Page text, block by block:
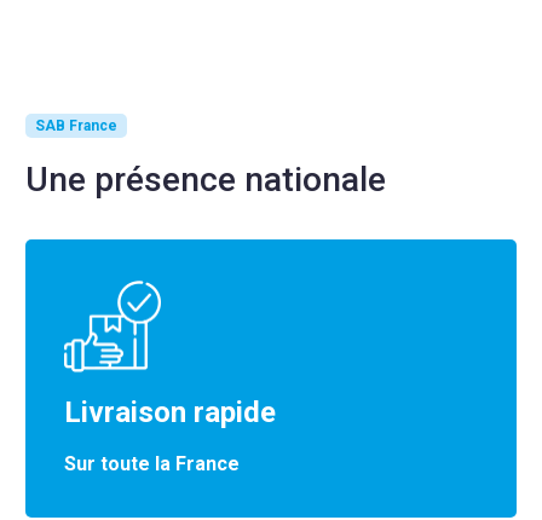
SAB France
Une présence nationale
Livraison rapide
Sur toute la France